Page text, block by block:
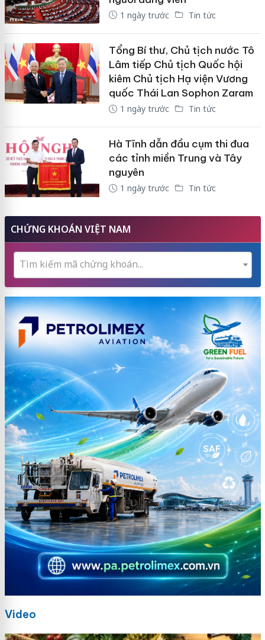
1 ngày trước Tin tức
Tổng Bí thư, Chủ tịch nước Tô
Lâm tiếp Chủ tịch Quốc hội
kiêm Chủ tịch Hạ viện Vương
quốc Thái Lan Sophon Zaram
1 ngày trước Tin tức
Hà Tĩnh dẫn đầu cụm thi đua
các tỉnh miền Trung và Tây
nguyên
1 ngày trước Tin tức
CHỨNG KHOÁN VIỆT NAM
Tìm kiếm mã chứng khoán...
Video